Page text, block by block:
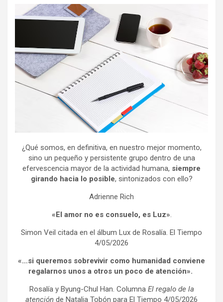
¿Qué somos, en definitiva, en nuestro mejor momento,
sino un pequeño y persistente grupo dentro de una
efervescencia mayor de la actividad humana, siempre
girando hacia lo posible, sintonizados con ello?
Adrienne Rich
«El amor no es consuelo, es Luz».
Simon Veil citada en el álbum Lux de Rosalía. El Tiempo
4/05/2026
«…si queremos sobrevivir como humanidad conviene
regalarnos unos a otros un poco de atención».
Rosalía y Byung-Chul Han. Columna El regalo de la
atención de Natalia Tobón para El Tiempo 4/05/2026